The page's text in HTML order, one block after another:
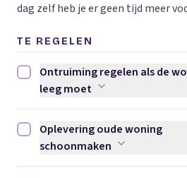
dag zelf heb je er geen tijd meer
TE REGELEN
Ontruiming regelen als de
Ontruiming regelen als de
leeg moet
Oplevering oude woning
Oplevering oude woning
schoonmaken